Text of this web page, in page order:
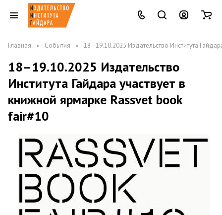
Главная События 18–19.10.2025 Издательство Института
18–19.10.2025 Издательство
Института Гайдара участвует в
книжной ярмарке Rassvet book
fair#10